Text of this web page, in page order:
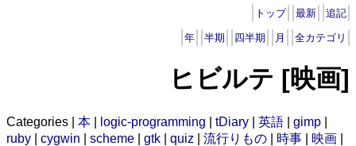
トップ 最新 追記
年 半期 四半期 月 全カテゴリ
ヒビルテ [映画]
Categories | 本 logic-programming tDiary 英語 gimp
ruby
cygwin scheme gtk quiz 流行りもの 時事 映画